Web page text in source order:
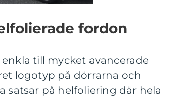
fordon
till mycket avancerade
logotyp på dörrarna och
satsar på helfoliering där hela